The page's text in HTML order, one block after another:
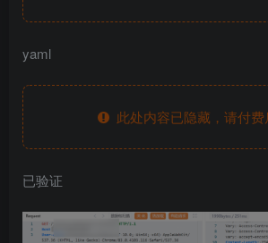
yaml
此处内容已隐藏，请付费
已验证